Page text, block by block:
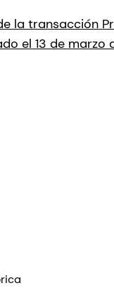
la transacción
el 13 de marzo